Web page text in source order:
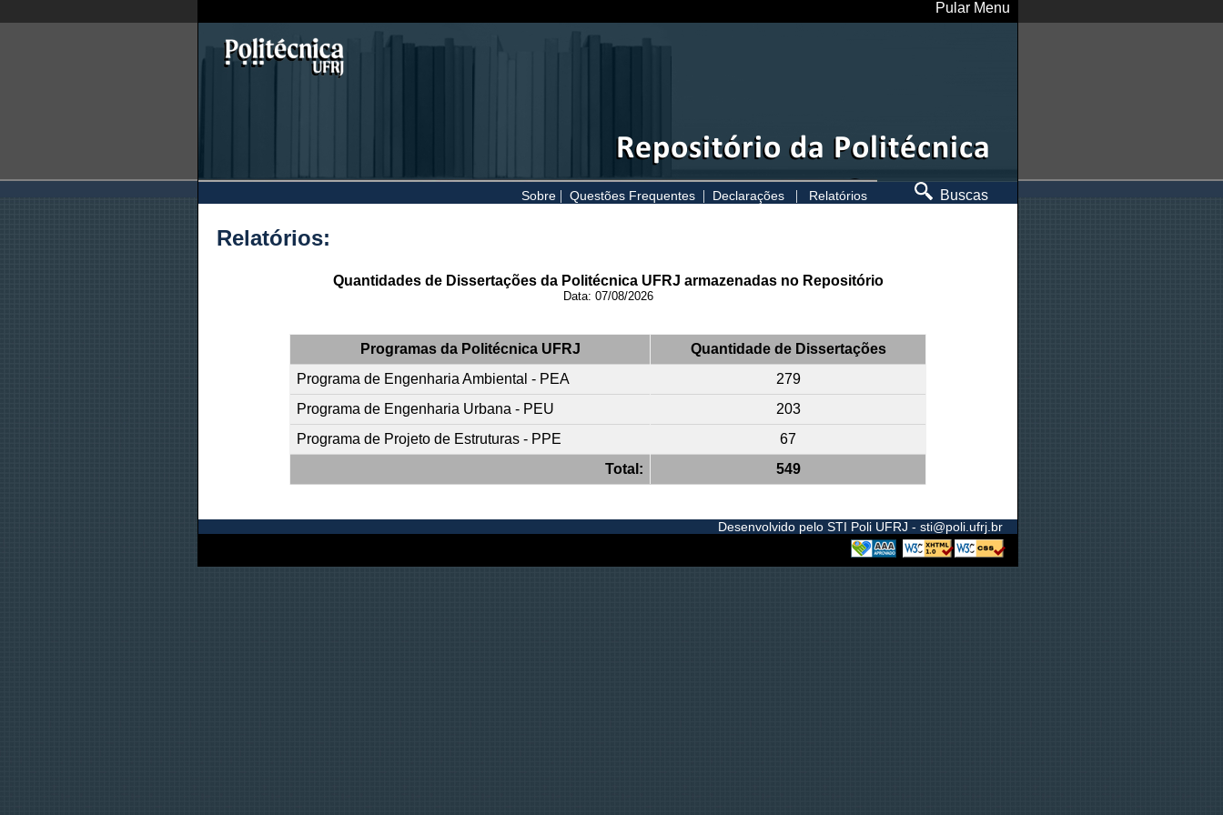
Pular Menu
Sobre | Questões Frequentes | Declarações | Relatórios Buscas
Relatórios:
Quantidades de Dissertações da Politécnica UFRJ armazenadas no Repositório
Data: 07/08/2026
Programas da Politécnica UFRJ
Quantidade de Dissertações
Programa de Engenharia Ambiental - PEA
279
Programa de Engenharia Urbana - PEU
203
Programa de Projeto de Estruturas - PPE
67
Total:
549
Desenvolvido pelo STI Poli UFRJ - sti@poli.ufrj.br